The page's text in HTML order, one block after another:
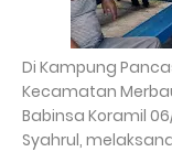
Di Kampung
Kecamatan
Babinsa Koramil
Syahrul,